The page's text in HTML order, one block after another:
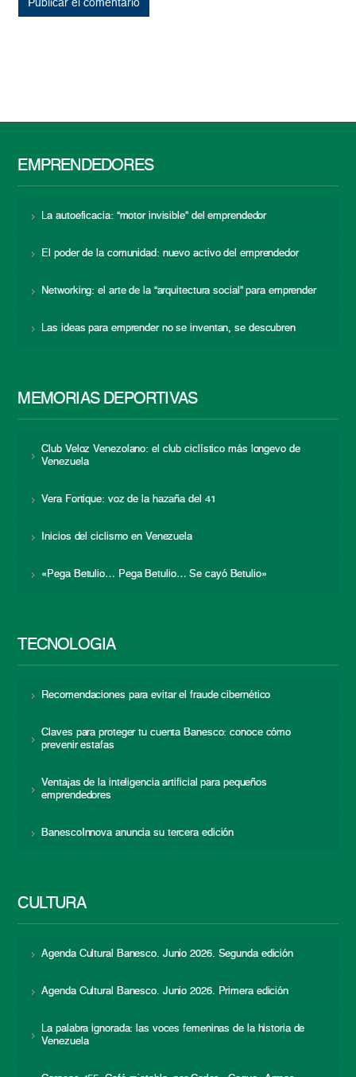
EMPRENDEDORES
La autoeficacia: “motor invisible” del emprendedor
El poder de la comunidad: nuevo activo del emprendedor
Networking: el arte de la “arquitectura social” para emprender
Las ideas para emprender no se inventan, se descubren
MEMORIAS DEPORTIVAS
Club Veloz Venezolano: el club ciclístico más longevo de
Venezuela
Vera Fortique: voz de la hazaña del 41
Inicios del ciclismo en Venezuela
«Pega Betulio… Pega Betulio… Se cayó Betulio»
TECNOLOGÍA
Recomendaciones para evitar el fraude cibernético
Claves para proteger tu cuenta Banesco: conoce cómo
prevenir estafas
Ventajas de la inteligencia artificial para pequeños
emprendedores
BanescoInnova anuncia su tercera edición
CULTURA
Agenda Cultural Banesco. Junio 2026. Segunda edición
Agenda Cultural Banesco. Junio 2026. Primera edición
La palabra ignorada: las voces femeninas de la historia de
Venezuela